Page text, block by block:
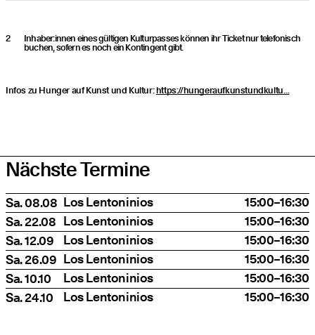
Inhaber:innen eines gültigen Kulturpasses können ihr Ticket nur telefonisch
buchen, sofern es noch ein Kontingent gibt.
Infos zu Hun­ger auf Kunst und Kul­tur:https://hungeraufkunstundkultu…
Nächste Termine
DateTitelTime
Sa. 08.08 Los Len­to­ni­ni­os
15:00–16:30
Sa. 22.08 Los Len­to­ni­ni­os
15:00–16:30
Sa. 12.09 Los Len­to­ni­ni­os
15:00–16:30
Sa. 26.09 Los Len­to­ni­ni­os
15:00–16:30
Sa. 10.10
Los Len­to­ni­ni­os
15:00–16:30
Sa. 24.10
Los Len­to­ni­ni­os 15:00–16:30